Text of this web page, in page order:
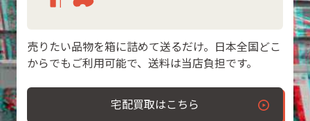
売りたい品物を箱に詰めて送るだけ。日本全国どこ
からでもご利用可能で、送料は当店負担です。
宅配買取はこちら